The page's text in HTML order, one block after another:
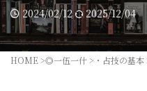
2024/02/12 2025/12/04
HOME>◎一伍一什> ・占技の基本